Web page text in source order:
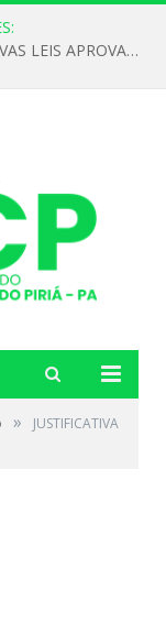
DECLARAMOS QUE NÃO HOUVERAM NOVAS LEIS APROVADAS ATÉ O MOMENTO PARA O INSTITUTO DE PREVIDÊNCIA NO ANO DE 2026
»
JUSTIFICATIVA